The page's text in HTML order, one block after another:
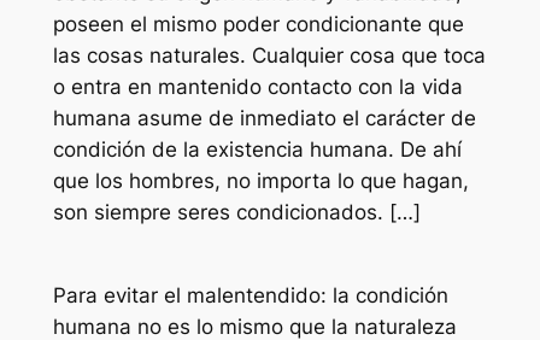
poseen el mismo poder condicionante que
las cosas naturales. Cualquier cosa que toca
o entra en mantenido contacto con la vida
humana asume de inmediato el carácter de
condición de la existencia humana. De ahí
que los hombres, no importa lo que hagan,
son siempre seres condicionados. […]
Para evitar el malentendido: la condición
humana no es lo mismo que la naturaleza